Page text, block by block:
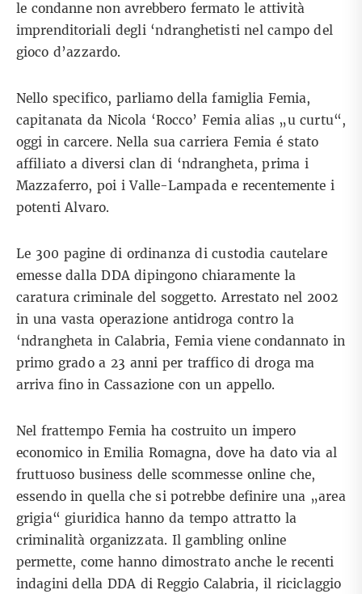
le condanne non avrebbero fermato le attività
imprenditoriali degli ‘ndranghetisti nel campo del
gioco d’azzardo.
Nello specifico, parliamo della famiglia Femia,
capitanata da Nicola ‘Rocco’ Femia alias „u curtu“,
oggi in carcere. Nella sua carriera Femia é stato
affiliato a diversi clan di ‘ndrangheta, prima i
Mazzaferro, poi i Valle-Lampada e recentemente i
potenti Alvaro.
Le 300 pagine di ordinanza di custodia cautelare
emesse dalla DDA dipingono chiaramente la
caratura criminale del soggetto. Arrestato nel 2002
in una vasta operazione antidroga contro la
‘ndrangheta in Calabria, Femia viene condannato in
primo grado a 23 anni per traffico di droga ma
arriva fino in Cassazione con un appello.
Nel frattempo Femia ha costruito un impero
economico in Emilia Romagna, dove ha dato via al
fruttuoso business delle scommesse online che,
essendo in quella che si potrebbe definire una „area
grigia“ giuridica hanno da tempo attratto la
criminalità organizzata. Il gambling online
permette, come hanno dimostrato anche le recenti
indagini della DDA di Reggio Calabria, il riciclaggio